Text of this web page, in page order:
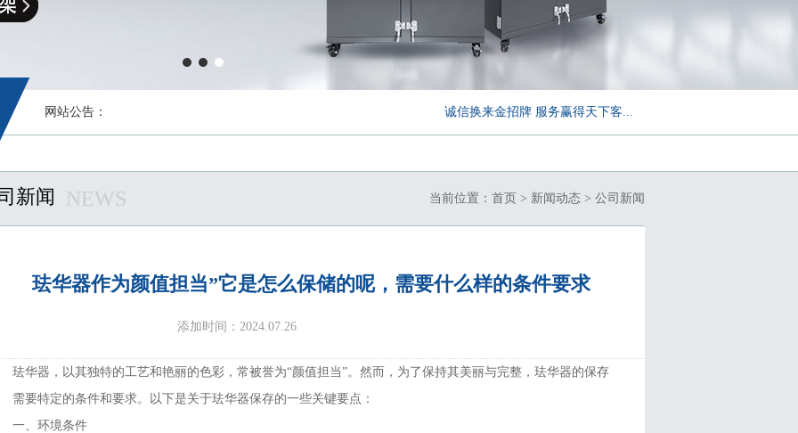
网站公告： 诚信换来金招牌 服务赢得天下客...
新闻 NEWS 当前位置： 首页 > 新闻动态 > 公司新闻
珐华器作为颜值担当”它是怎么保储的呢，需要什么样的条件要求
添加时间：2024.07.26
珐华器，以其独特的工艺和艳丽的色彩，常被誉为“颜值担当”。然而，为了保持其美丽与完整，珐华器的保存
需要特定的条件和要求。以下是关于珐华器保存的一些关键要点：
一、环境条件